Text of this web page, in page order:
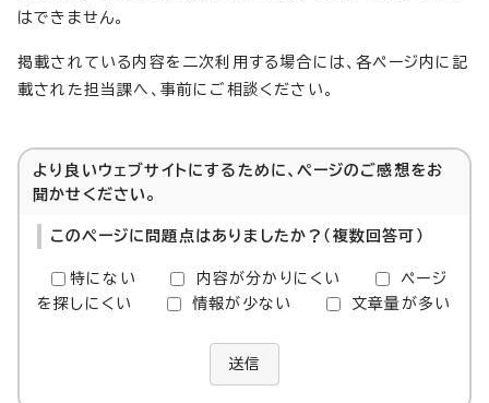
はできません。
掲載されている内容を二次利用する場合には、各ページ内に記
載された担当課へ、事前にご相談ください。
より良いウェブサイトにするために、ページのご感想をお
聞かせください。
このページに問題点はありましたか？（複数回答可）
特にない 内容が分かりにくい
ページ
を探しにくい
情報が少ない 文章量が多い
送信